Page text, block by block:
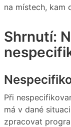
na místech, kam
Shrnutí:
Při
má v dané
zpracovat